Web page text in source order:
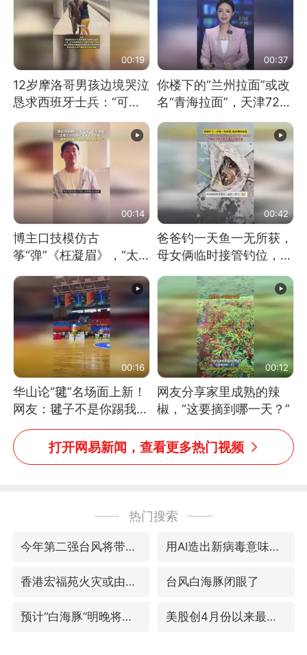
00:19
12岁摩洛哥男孩边境哭泣
恳求西班牙士兵：“可不
可以不要把我遣返回国”
00:37
你楼下的“兰州拉面”或改
名“青海拉面”，天津72家
面馆已集体更换招牌
00:14
博主口技模仿古
筝“弹”《枉凝眉》，“太
像了～你是吃古筝长大的
吗？”“或将成为首位考级
不带古筝的选手。”（来
源：新华每日电讯）
00:42
爸爸钓一天鱼一无所获，
母女俩临时接管钓位，用
玩具鱼竿钓上大鱼
00:16
华山论“毽”名场面上新！
网友：毽子不是你踢我
捡，我踢你捡吗
00:12
网友分享家里成熟的辣
椒，“这要摘到哪一天？”
打开网易新闻，查看更多热门视频
热门搜索
今年第二强台风将带来多大影响 用AI造出新病毒意味着什么
香港宏福苑火灾或由烟头引起 台风白海豚闭眼了
预计“白海豚”明晚将在浙江舟山到福建福鼎一带沿海登陆 美股创4月份以来最大单周涨幅